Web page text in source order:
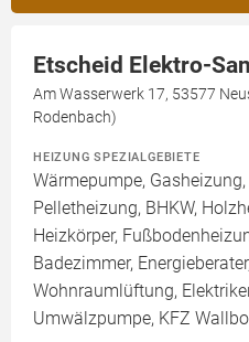
Etscheid Elektro-
Am Wasserwerk 17, 53577
Rodenbach)
HEIZUNG SPEZIALGEBIETE
Wärmepumpe,
Pelletheizung, BHKW,
Heizkörper,
Badezimmer,
Wohnraumlüftung,
Umwälzpumpe, KFZ